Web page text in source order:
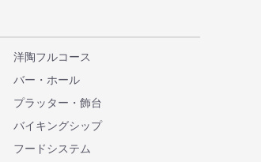
洋陶フルコース
バー・ホール
プラッター・飾台
バイキングシップ
フードシステム